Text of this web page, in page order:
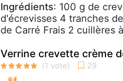
Ingrédients: 100 g de
d'écrevisses 4 tranches
de Carré Frais 2 cuillères
Verrine crevette crème